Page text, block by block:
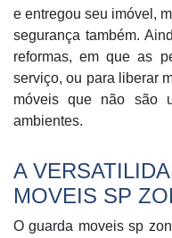
e entregou seu imóvel,
segurança também.
reformas, em que as
serviço, ou para liberar
móveis que não são
ambientes.
A
MOVEIS SP
O guarda moveis sp